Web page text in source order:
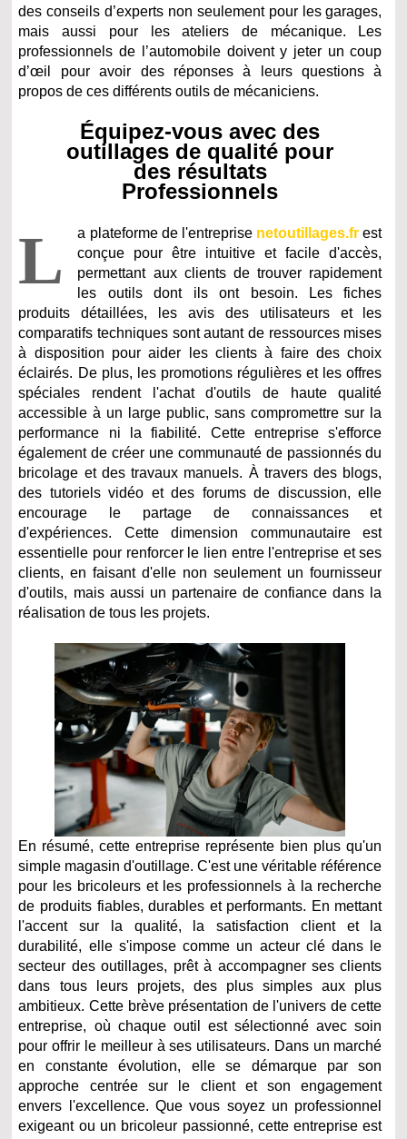
des conseils d’experts non seulement pour les garages,
mais aussi pour les ateliers de mécanique. Les
professionnels de l’automobile doivent y jeter un coup
d’œil pour avoir des réponses à leurs questions à
propos de ces différents outils de mécaniciens.
Équipez-vous avec des
outillages de qualité pour
des résultats
Professionnels
L a plateforme de l'entreprise netoutillages.fr est
conçue pour être intuitive et facile d'accès,
permettant aux clients de trouver rapidement
les outils dont ils ont besoin. Les fiches
produits détaillées, les avis des utilisateurs et les
comparatifs techniques sont autant de ressources mises
à disposition pour aider les clients à faire des choix
éclairés. De plus, les promotions régulières et les offres
spéciales rendent l'achat d'outils de haute qualité
accessible à un large public, sans compromettre sur la
performance ni la fiabilité. Cette entreprise s'efforce
également de créer une communauté de passionnés du
bricolage et des travaux manuels. À travers des blogs,
des tutoriels vidéo et des forums de discussion, elle
encourage le partage de connaissances et
d'expériences. Cette dimension communautaire est
essentielle pour renforcer le lien entre l'entreprise et ses
clients, en faisant d'elle non seulement un fournisseur
d'outils, mais aussi un partenaire de confiance dans la
réalisation de tous les projets.
En résumé, cette entreprise représente bien plus qu'un
simple magasin d'outillage. C'est une véritable référence
pour les bricoleurs et les professionnels à la recherche
de produits fiables, durables et performants. En mettant
l'accent sur la qualité, la satisfaction client et la
durabilité, elle s'impose comme un acteur clé dans le
secteur des outillages, prêt à accompagner ses clients
dans tous leurs projets, des plus simples aux plus
ambitieux. Cette brève présentation de l'univers de cette
entreprise, où chaque outil est sélectionné avec soin
pour offrir le meilleur à ses utilisateurs. Dans un marché
en constante évolution, elle se démarque par son
approche centrée sur le client et son engagement
envers l'excellence. Que vous soyez un professionnel
exigeant ou un bricoleur passionné, cette entreprise est